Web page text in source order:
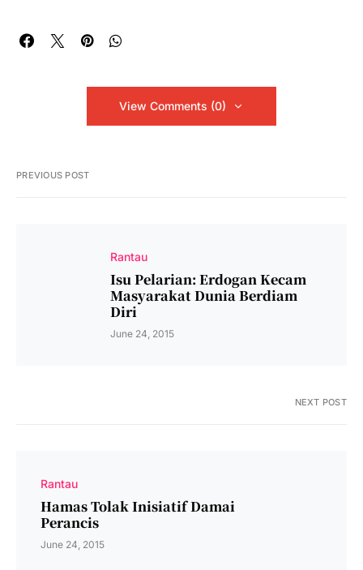
View Comments (0)
PREVIOUS POST
Rantau
Isu Pelarian: Erdogan Kecam
Masyarakat Dunia Berdiam
Diri
June 24, 2015
NEXT POST
Rantau
Hamas Tolak Inisiatif Damai
Perancis
June 24, 2015